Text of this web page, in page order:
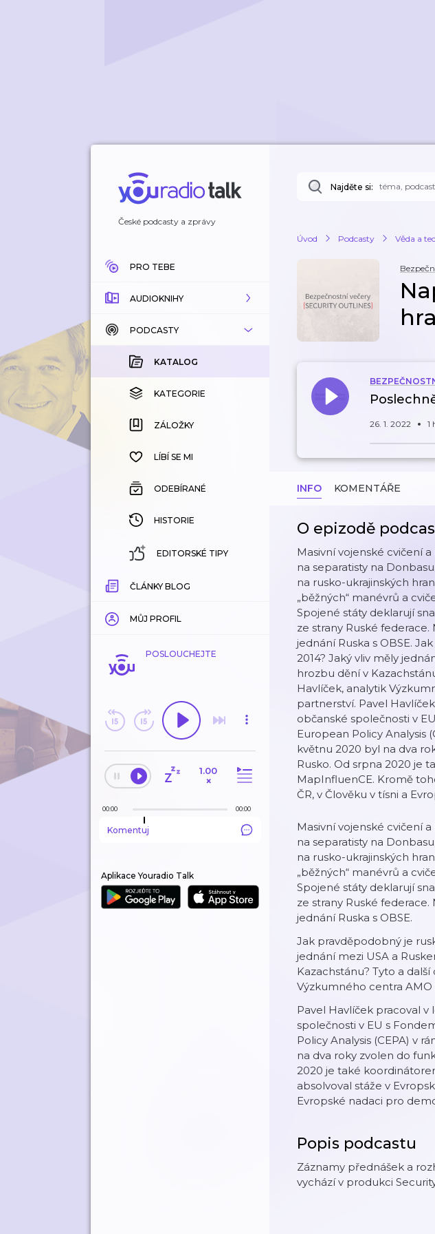
České podcasty a zprávy
PRO TEBE
AUDIOKNIHY
KATALOG
KOUPENÉ
KATEGORIE
ZÁLOŽKY
HISTORIE
PODCASTY
KATALOG
KATEGORIE
ZÁLOŽKY
LÍBÍ SE MI
ODEBÍRANÉ
HISTORIE
EDITORSKÉ TIPY
ČLÁNKY BLOG
MŮJ PROFIL
POSLOUCHEJTE
1.00
×
00:00 00:00
Komentuj
Aplikace Youradio Talk
Najděte si:
Úvod Podcasty Věda a
26. 1. 2022 1
INFO KOMENTÁŘE
O epizodě
Masivní vojenské cvičení
na separatisty na
na rusko-ukrajinských
„běžných“ manévrů a
Spojené státy deklarují
ze strany Ruské
jednání Ruska s OBSE.
2014? Jaký vliv měly
hrozbu dění v
Havlíček, analytik
partnerství. Pavel
občanské společnosti v
European Policy Analysis
květnu 2020 byl na dva
Rusko. Od srpna 2020 je
MapInfluenCE. Kromě
ČR, v Člověku v tísni a
Masivní vojenské cvičení
na separatisty na
na rusko-ukrajinských
„běžných“ manévrů a
Spojené státy deklarují
ze strany Ruské
jednání Ruska s OBSE.
Jak pravděpodobný je
jednání mezi USA a
Kazachstánu? Tyto a
Výzkumného centra AMO
Pavel Havlíček pracoval
společnosti v EU s
Policy Analysis (CEPA) v
na dva roky zvolen do
2020 je také
absolvoval stáže v
Evropské nadaci pro
Popis podcastu
Záznamy přednášek a
vychází v produkci